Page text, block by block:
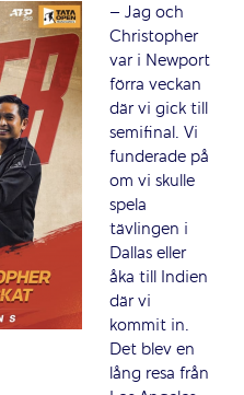
– Jag och
Christopher
var i Newport
förra veckan
där vi gick till
semifinal. Vi
funderade på
om vi skulle
spela
tävlingen i
Dallas eller
åka till Indien
där vi
kommit in.
Det blev en
lång resa från